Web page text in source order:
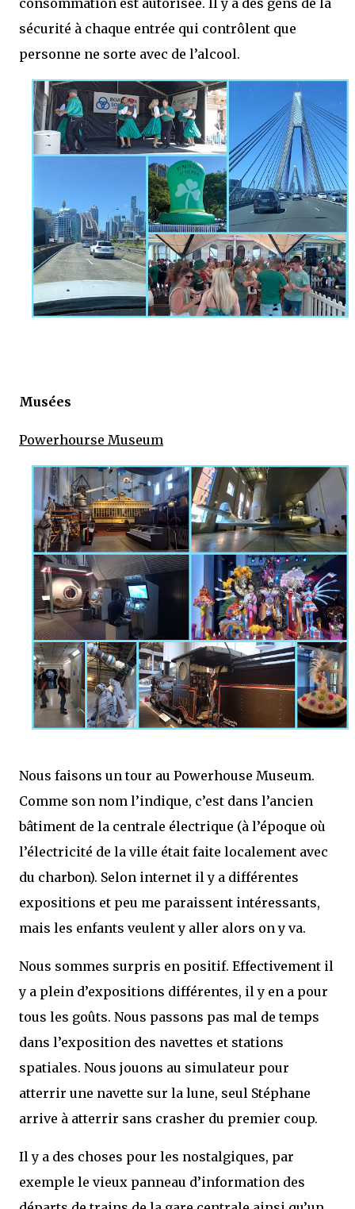
consommation est autorisée. Il y a des gens de la
sécurité à chaque entrée qui contrôlent que
personne ne sorte avec de l’alcool.
Musées
Powerhourse Museum
Nous faisons un tour au Powerhouse Museum.
Comme son nom l’indique, c’est dans l’ancien
bâtiment de la centrale électrique (à l’époque où
l’électricité de la ville était faite localement avec
du charbon). Selon internet il y a différentes
expositions et peu me paraissent intéressants,
mais les enfants veulent y aller alors on y va.
Nous sommes surpris en positif. Effectivement il
y a plein d’expositions différentes, il y en a pour
tous les goûts. Nous passons pas mal de temps
dans l’exposition des navettes et stations
spatiales. Nous jouons au simulateur pour
atterrir une navette sur la lune, seul Stéphane
arrive à atterrir sans crasher du premier coup.
Il y a des choses pour les nostalgiques, par
exemple le vieux panneau d’information des